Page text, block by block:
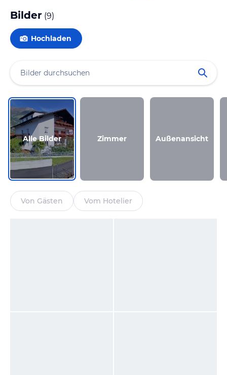
Bilder (9)
Hochladen
Alle Bilder Zimmer Außenansicht
Von Gästen Vom Hotelier